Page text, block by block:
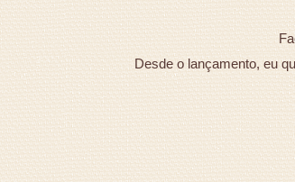
Desde o lançamento, eu